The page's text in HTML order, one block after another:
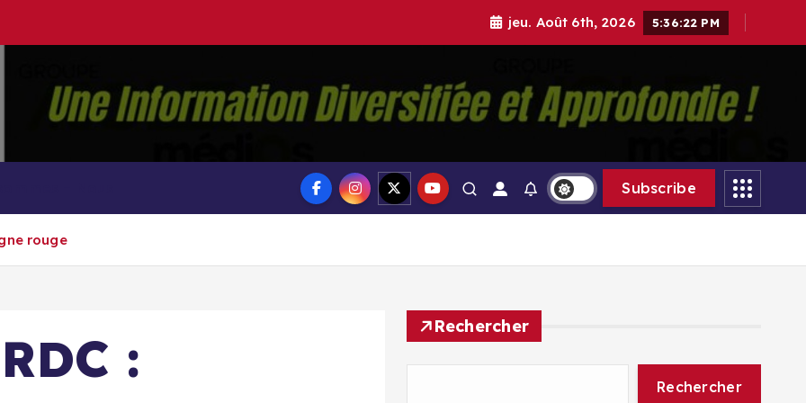
jeu. Août 6th, 2026 5:36:24 PM
Groupe Aigle Médias
Subscribe
rouge
:
Rechercher
Rechercher